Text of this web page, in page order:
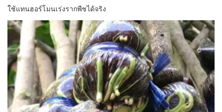
ใช้แทนฮอร์โมนเร่งรากพืชได้จริง